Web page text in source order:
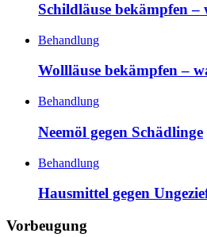
Schildläuse bekämpfen
Behandlung
Wollläuse bekämpfen –
Behandlung
Neemöl gegen Schädlinge
Behandlung
Hausmittel gegen
Vorbeugung